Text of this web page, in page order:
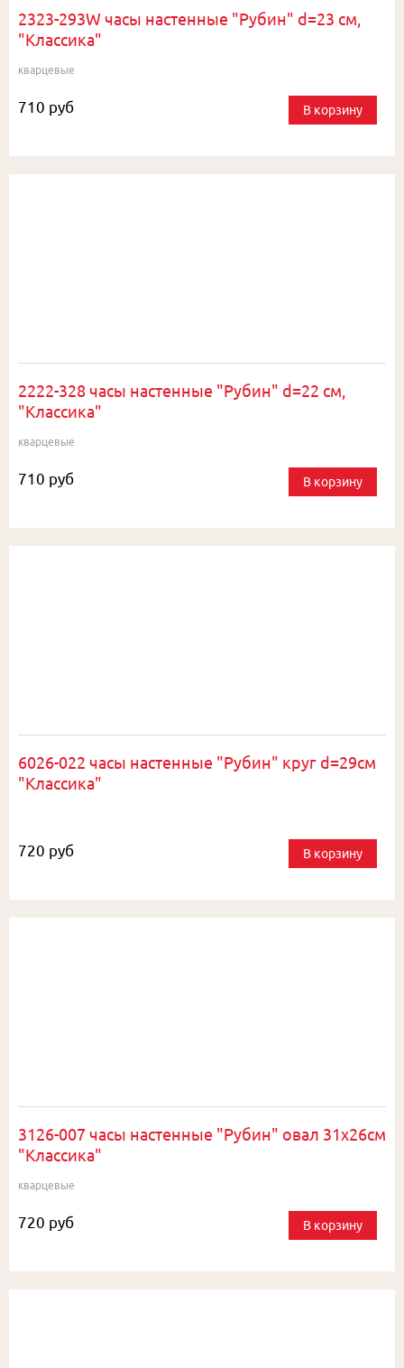
2323-293W часы настенные "Рубин" d=23 см,
"Классика"
кварцевые
710 руб В корзину
2222-328 часы настенные "Рубин" d=22 см,
"Классика"
кварцевые
710 руб В корзину
6026-022 часы настенные "Рубин" круг d=29см
"Классика"
720 руб В корзину
3126-007 часы настенные "Рубин" овал 31х26см
"Классика"
кварцевые
720 руб В корзину